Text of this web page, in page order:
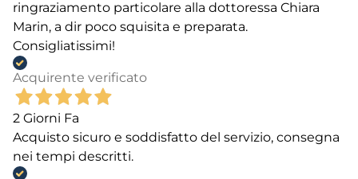
ringraziamento particolare alla dottoressa Chiara
Marin, a dir poco squisita e preparata.
Consigliatissimi!
Acquirente verificato
2 Giorni Fa
Acquisto sicuro e soddisfatto del servizio, consegna
nei tempi descritti.